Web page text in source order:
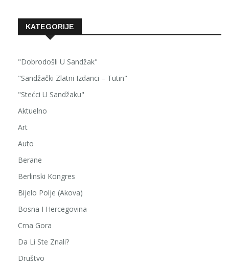
KATEGORIJE
"Dobrodošli U Sandžak"
"Sandžački Zlatni Izdanci – Tutin"
"Stećci U Sandžaku"
Aktuelno
Art
Auto
Berane
Berlinski Kongres
Bijelo Polje (Akova)
Bosna I Hercegovina
Crna Gora
Da Li Ste Znali?
Društvo